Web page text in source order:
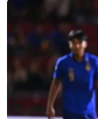
khu nghỉ